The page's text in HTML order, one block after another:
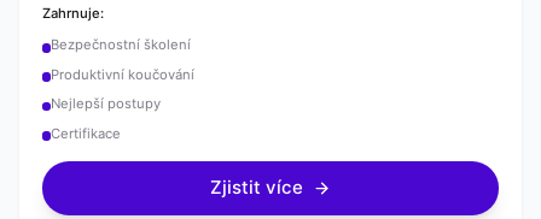
Zahrnuje:
Bezpečnostní školení
Produktivní koučování
Nejlepší postupy
Certifikace
Zjistit více